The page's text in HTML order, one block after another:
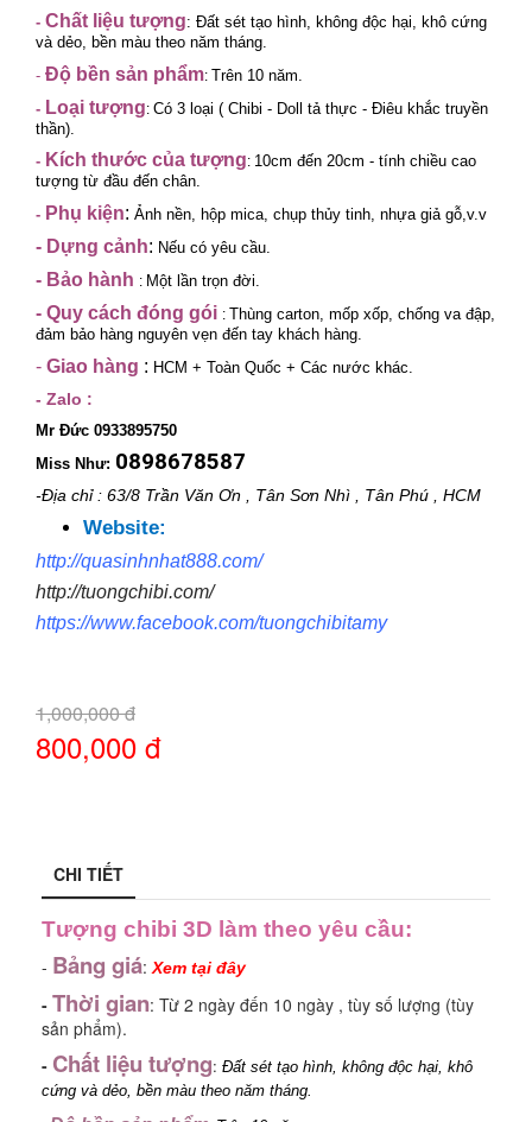
- Chất liệu tượng: Đất sét tạo hình, không độc hại, khô cứng
và dẻo, bền màu theo năm tháng.
- Độ bền sản phẩm: Trên 10 năm.
- Loại tượng: Có 3 loại ( Chibi - Doll tả thực - Điêu khắc truyền
thần).
- Kích thước của tượng: 10cm đến 20cm - tính chiều cao
tượng từ đầu đến chân.
- Phụ kiện: Ảnh nền, hộp mica, chụp thủy tinh, nhựa giả gỗ,v.v
- Dựng cảnh: Nếu có yêu cầu.
- Bảo hành : Một lần trọn đời.
- Quy cách đóng gói : Thùng carton, mốp xốp, chống va đập,
đảm bảo hàng nguyên vẹn đến tay khách hàng.
- Giao hàng : HCM + Toàn Quốc + Các nước khác.
- Zalo :
Mr Đức 0933895750
Miss Như: 0898678587
-Địa chỉ : 63/8 Trần Văn Ơn , Tân Sơn Nhì , Tân Phú , HCM
Website:
http://quasinhnhat888.com/
http://tuongchibi.com/
https://www.facebook.com/tuongchibitamy
1,000,000 đ
800,000 đ
CHI TIẾT
Tượng chibi 3D làm theo yêu cầu:
- Bảng giá: Xem tại đây
- Thời gian: Từ 2 ngày đến 10 ngày , tùy số lượng (tùy
sản phẩm).
- Chất liệu tượng: Đất sét tạo hình, không độc hại, khô
cứng và dẻo, bền màu theo năm tháng.